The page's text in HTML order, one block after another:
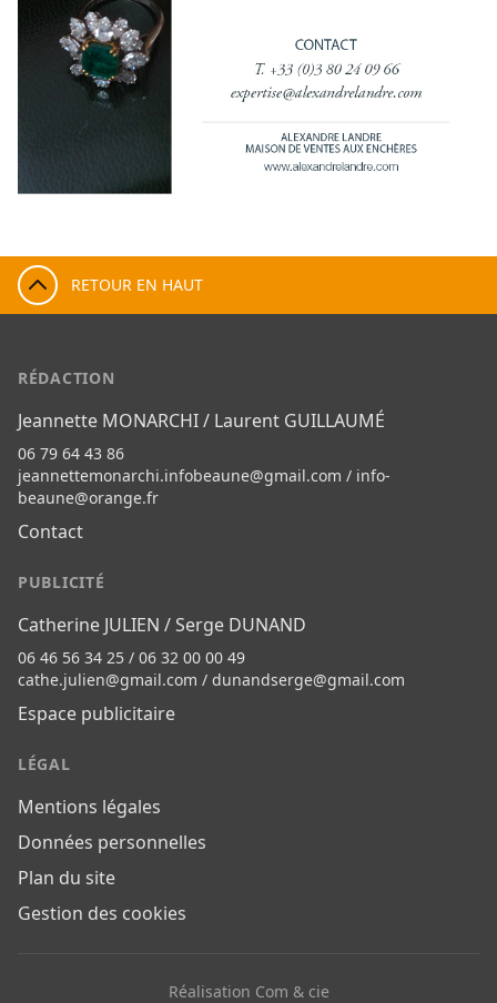
RETOUR EN HAUT
RÉDACTION
Jeannette MONARCHI / Laurent GUILLAUMÉ
06 79 64 43 86
jeannettemonarchi.infobeaune@gmail.com / info-
beaune@orange.fr
Contact
PUBLICITÉ
Catherine JULIEN / Serge DUNAND
06 46 56 34 25 / 06 32 00 00 49
cathe.julien@gmail.com / dunandserge@gmail.com
Espace publicitaire
LÉGAL
Mentions légales
Données personnelles
Plan du site
Gestion des cookies
Réalisation Com & cie